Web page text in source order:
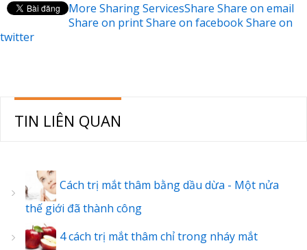
More Sharing ServicesShare Share on email
Share on printShare on facebookShare on
twitter
TIN LIÊN QUAN
Cách trị mắt thâm bằng dầu dừa - Một nửa
thế giới đã thành công
4 cách trị mắt thâm chỉ trong nháy mắt